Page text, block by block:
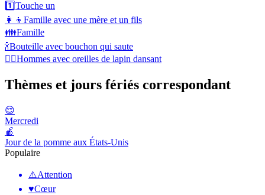
1️⃣Touche un
👩‍👦 Famille avec une mère et un fils
👪Famille
🍾Bouteille avec bouchon qui saute
👯‍♂️Hommes avec oreilles de lapin dansant
Thèmes et jours fériés correspondant
😌
Mercredi
🍎
Jour de la pomme aux États-Unis
Populaire
⚠️Attention
♥️Cœur